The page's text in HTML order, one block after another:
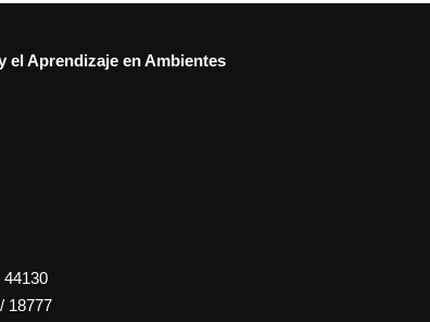
el Aprendizaje en Ambientes
44130
/ 18777